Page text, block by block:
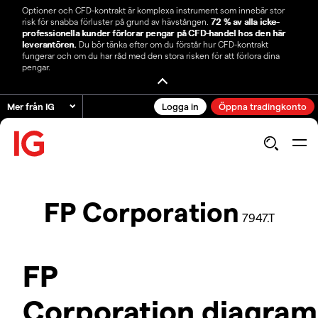
Optioner och CFD-kontrakt är komplexa instrument som innebär stor
risk för snabba förluster på grund av hävstången. 72 % av alla icke-
professionella kunder förlorar pengar på CFD-handel hos den här
leverantören. Du bör tänka efter om du förstår hur CFD-kontrakt
fungerar och om du har råd med den stora risken för att förlora dina
pengar.
Mer från IG Logga in Öppna tradingkonto
FP Corporation 7947.T
FP
Corporation diagram